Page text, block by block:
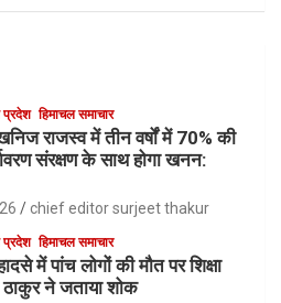
प्रदेश हिमाचल समाचार
राजस्व में तीन वर्षों में 70% की
संरक्षण के साथ होगा खनन:
chief editor surjeet thakur
प्रदेश हिमाचल समाचार
में पांच लोगों की मौत पर शिक्षा
ठाकुर ने जताया शोक